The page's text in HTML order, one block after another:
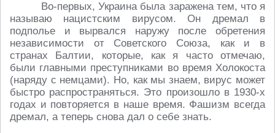
Во-первых, Украина была заражена тем, что я
называю нацистским вирусом. Он дремал в
подполье и вырвался наружу после обретения
независимости от Советского Союза, как и в
странах Балтии, которые, как я часто отмечаю,
были главными преступниками во время Холокоста
(наряду с немцами). Но, как мы знаем, вирус может
быстро распространяться. Это произошло в 1930-х
годах и повторяется в наше время. Фашизм всегда
дремал, а теперь снова дал о себе знать.